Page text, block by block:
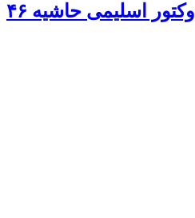
وکتور اسلیمی حاشیه ۴۶